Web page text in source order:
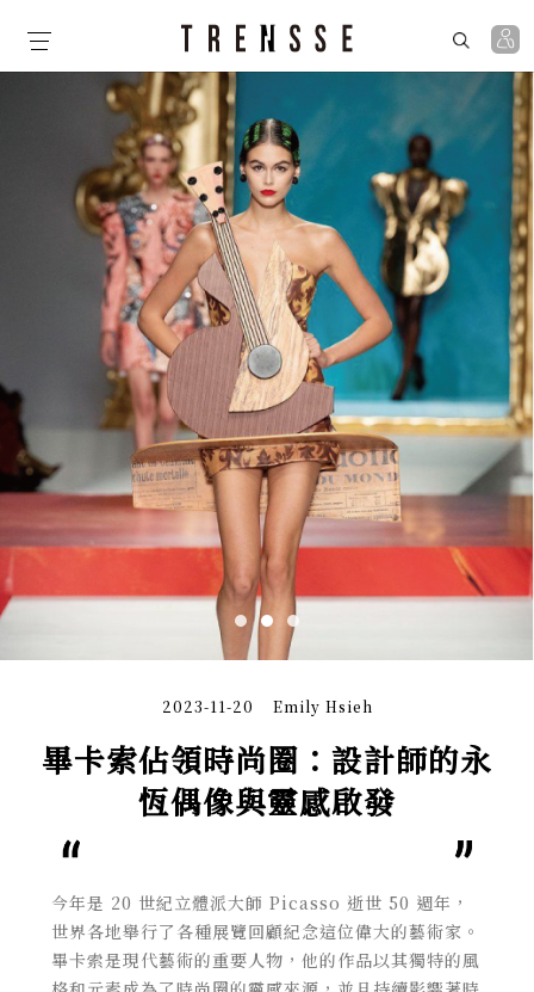
畢卡索佔領時尚圈：設計師的永
恆偶像與靈感啟發
Emily Hsieh
2023-11-20
今年是 20 世紀立體派大師 Picasso 逝世 50 週年，
世界各地舉行了各種展覽回顧紀念這位偉大的藝術家。
畢卡索是現代藝術的重要人物，他的作品以其獨特的風